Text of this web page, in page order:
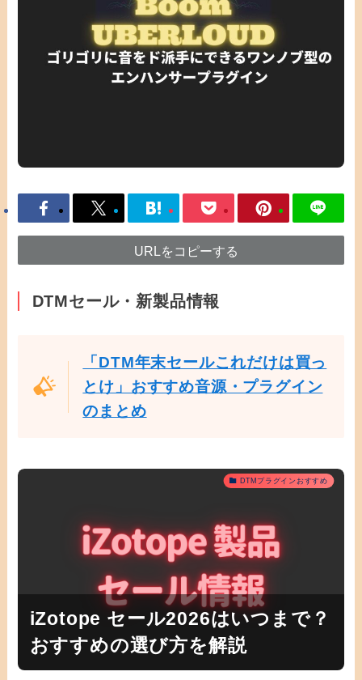
URLをコピーする
DTMセール・新製品情報
「DTM年末セールこれだけは買っ
とけ」おすすめ音源・プラグイン
のまとめ
DTMプラグインおすすめ
iZotope セール2026はいつまで？
おすすめの選び方を解説